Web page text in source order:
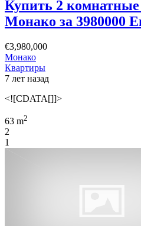
Купить 2
Монако за 3980000
€3,980,000
Монако
Квартиры
7 лет назад
<![CDATA[]]>
63 m2
2
1